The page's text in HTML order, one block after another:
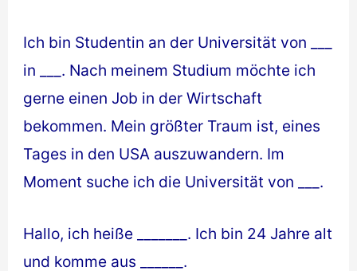
Ich bin Studentin an der Universität von ___
in ___. Nach meinem Studium möchte ich
gerne einen Job in der Wirtschaft
bekommen. Mein größter Traum ist, eines
Tages in den USA auszuwandern. Im
Moment suche ich die Universität von ___.
Hallo, ich heiße _______. Ich bin 24 Jahre alt
und komme aus ______.